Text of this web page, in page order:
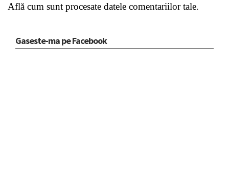
Află cum sunt procesate datele comentariilor tale.
Gaseste-ma pe Facebook